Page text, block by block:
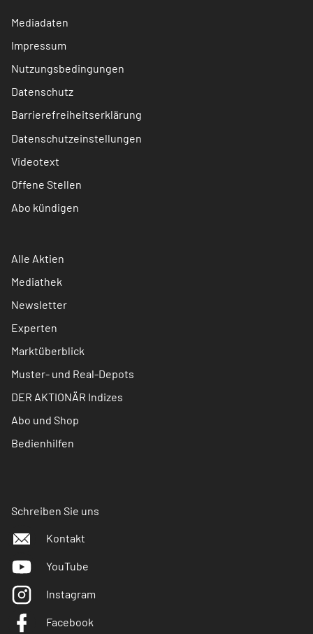
Mediadaten
Impressum
Nutzungsbedingungen
Datenschutz
Barrierefreiheitserklärung
Datenschutzeinstellungen
Videotext
Offene Stellen
Abo kündigen
Alle Aktien
Mediathek
Newsletter
Experten
Marktüberblick
Muster- und Real-Depots
DER AKTIONÄR Indizes
Abo und Shop
Bedienhilfen
Schreiben Sie uns
Kontakt
YouTube
Instagram
Facebook